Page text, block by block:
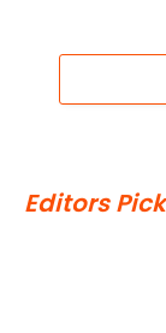
Editors